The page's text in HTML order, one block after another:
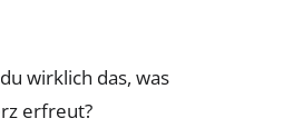
wirklich das, was
erfreut?